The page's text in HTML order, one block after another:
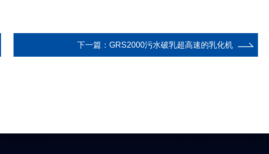
下一篇： GRS2000污水破乳超高速的乳化机